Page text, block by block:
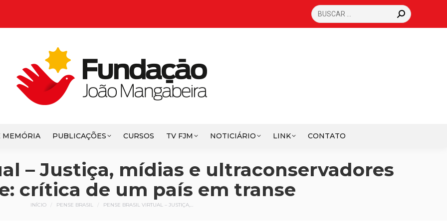
SEARCH:
MEMÓRIA PUBLICAÇÕES CURSOS TV FJM NOTICIÁRIO LINK CONTATO
– Justiça, mídias e ultraconservadores
crítica de um país em transe
Você está aqui:
INÍCIO PENSE BRASIL PENSE BRASIL VIRTUAL – JUSTIÇA,…